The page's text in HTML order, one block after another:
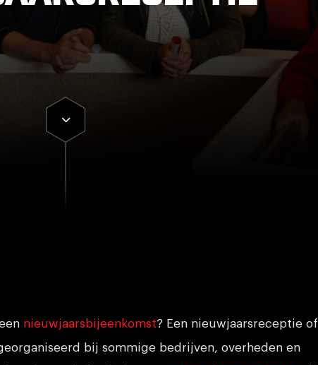
nieuwjaarsbijeenkomst? Een nieuwjaarsreceptie of
bij sommige bedrijven, overheden en